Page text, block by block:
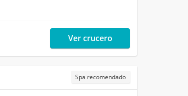
Ver crucero
Spa recomendado